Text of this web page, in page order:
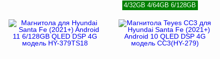
4/32GB 4/64GB 6/128GB